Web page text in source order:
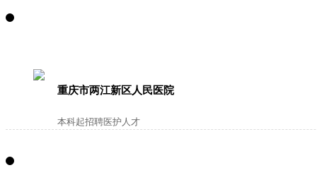
重庆市两江新区人民医院
本科起招聘医护人才